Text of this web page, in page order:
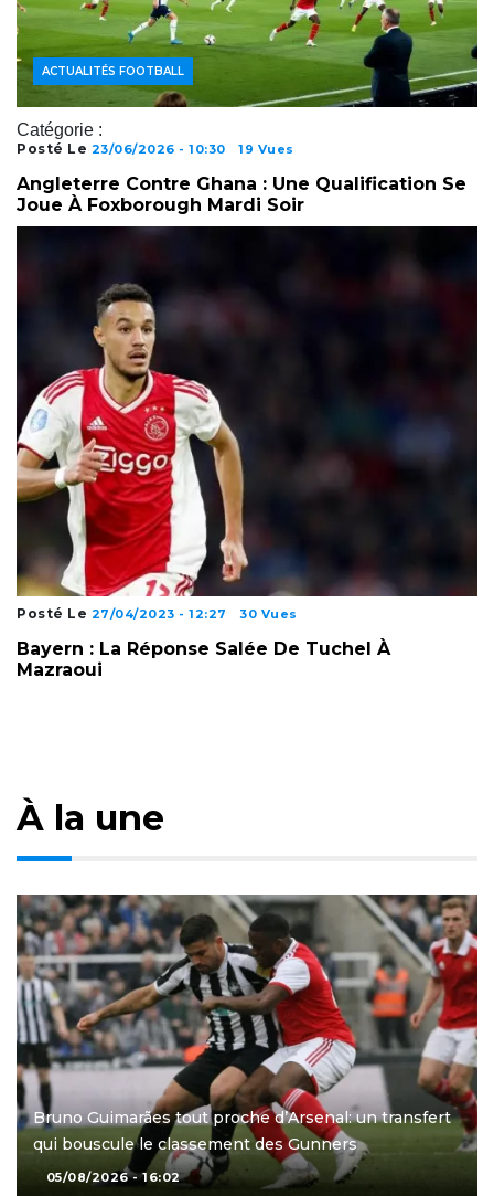
Catégorie :
ACTUALITÉS FOOTBALL
Posté Le 23/06/2026 - 10:30 19 Vues
Angleterre Contre Ghana : Une Qualification Se
Joue À Foxborough Mardi Soir
Posté Le 27/04/2023 - 12:27 30 Vues
Bayern : La Réponse Salée De Tuchel À
Mazraoui
À la une
Bruno Guimarães tout proche d’Arsenal: un transfert
qui bouscule le classement des Gunners
05/08/2026 - 16:02